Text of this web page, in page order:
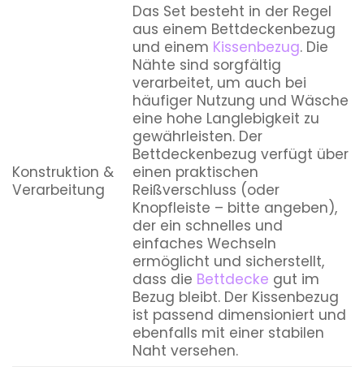
Konstruktion &
Verarbeitung
Das Set besteht in der Regel
aus einem Bettdeckenbezug
und einem Kissenbezug. Die
Nähte sind sorgfältig
verarbeitet, um auch bei
häufiger Nutzung und Wäsche
eine hohe Langlebigkeit zu
gewährleisten. Der
Bettdeckenbezug verfügt über
einen praktischen
Reißverschluss (oder
Knopfleiste – bitte angeben),
der ein schnelles und
einfaches Wechseln
ermöglicht und sicherstellt,
dass die Bettdecke gut im
Bezug bleibt. Der Kissenbezug
ist passend dimensioniert und
ebenfalls mit einer stabilen
Naht versehen.